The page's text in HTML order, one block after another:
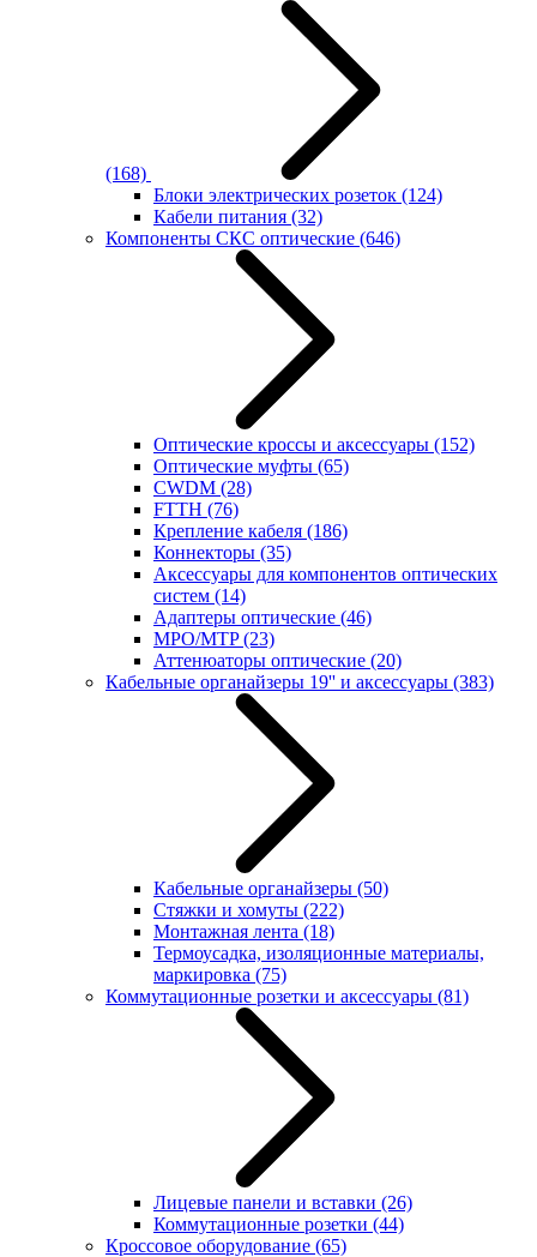
(168)
Блоки электрических розеток (124)
Кабели питания (32)
Компоненты СКС оптические (646)
Оптические кроссы и аксессуары (152)
Оптические муфты (65)
CWDM (28)
FTTH (76)
Крепление кабеля (186)
Коннекторы (35)
Аксессуары для компонентов оптических
систем (14)
Адаптеры оптические (46)
MPO/MTP(23)
Аттенюаторы оптические (20)
Кабельные органайзеры 19'' и аксессуары (383)
Кабельные органайзеры (50)
Стяжки и хомуты (222)
Монтажная лента (18)
Термоусадка, изоляционные материалы,
маркировка (75)
Коммутационные розетки и аксессуары (81)
Лицевые панели и вставки (26)
Коммутационные розетки (44)
Кроссовое оборудование (65)